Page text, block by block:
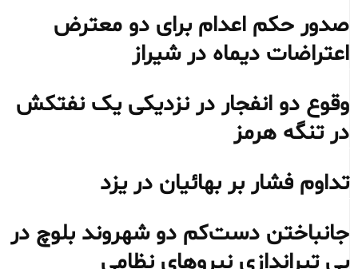
صدور حکم اعدام برای دو معترض
اعتراضات دیماه در شیراز
وقوع دو انفجار در نزدیکی یک نفتکش
در تنگه هرمز
تداوم فشار بر بهائیان در یزد
جانباختن دست‌کم دو شهروند بلوچ در
پی تیراندازی نیروهای نظامی